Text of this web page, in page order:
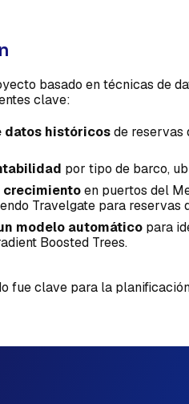
basado en técnicas de
clave:
datos históricosde reservas
por tipo de barco,
crecimientoen puertos del
Travelgate para reservas
modelo automáticopara
Boosted Trees.
fue clave para la